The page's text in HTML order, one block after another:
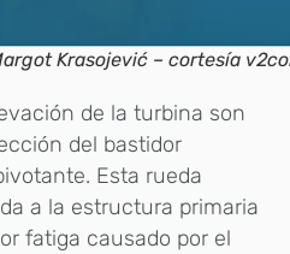
Krasojević – cortesía
de la turbina son
del bastidor
Esta rueda
a la estructura primaria
fatiga causado por el